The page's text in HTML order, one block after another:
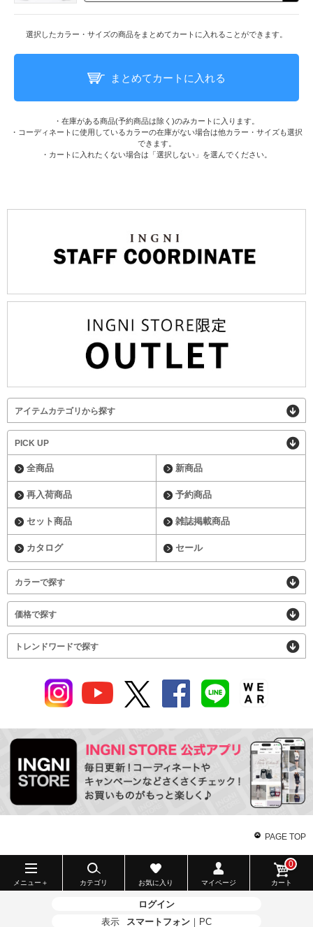
選択したカラー・サイズの商品をまとめてカートに入れることができます。
まとめてカートに入れる
・在庫がある商品(予約商品は除く)のみカートに入ります。
・コーディネートに使用しているカラーの在庫がない場合は他カラー・サイズも選択
できます。
・カートに入れたくない場合は「選択しない」を選んでください。
アイテムカテゴリから探す
PICK UP
全商品 新商品
再入荷商品 予約商品
セット商品 雑誌掲載商品
カタログ セール
カラーで探す
価格で探す
トレンドワードで探す
PAGE TOP
メニュー＋ カテゴリ お気に入り マイページ カート
0
ログイン
表示
スマートフォン ｜ PC